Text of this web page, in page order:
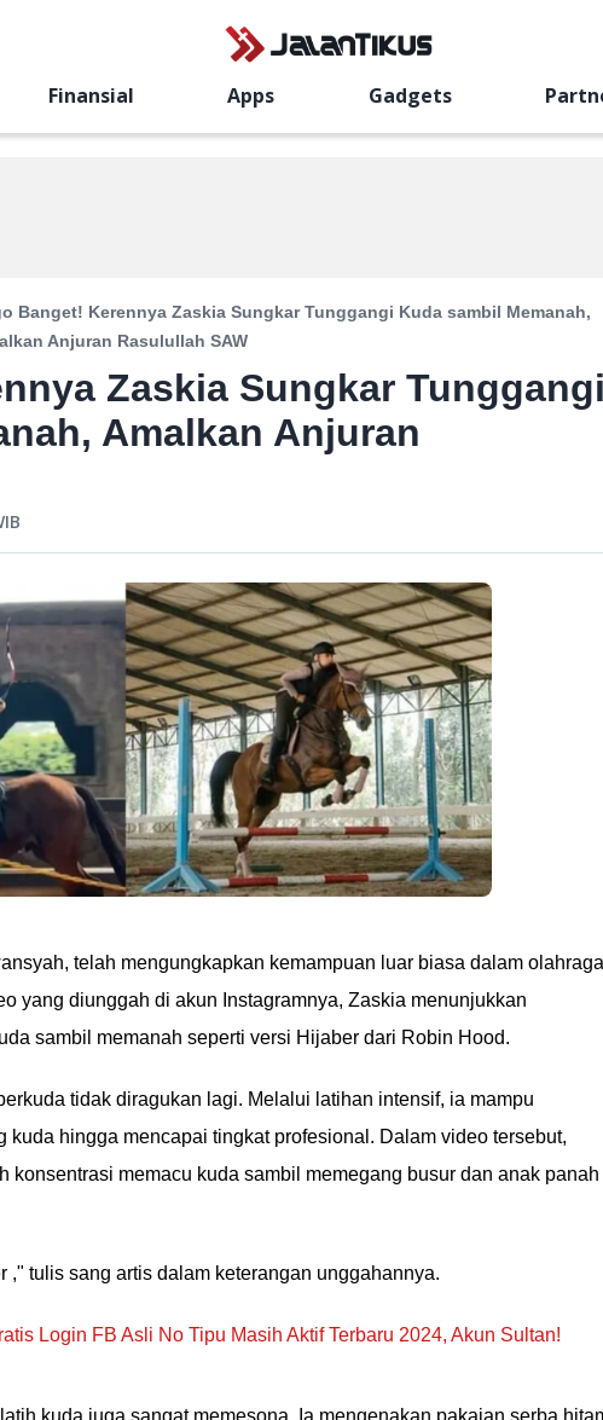
Finansial Apps Gadgets
Banget! Kerennya Zaskia Sungkar Tunggangi Kuda sambil Memanah,
Anjuran Rasulullah SAW
Zaskia Sungkar
Amalkan Anjuran
telah mengungkapkan kemampuan luar biasa dalam olahraga
yang diunggah di akun Instagramnya, Zaskia menunjukkan
sambil memanah seperti versi Hijaber dari Robin Hood.
tidak diragukan lagi. Melalui latihan intensif, ia mampu
kuda hingga mencapai tingkat profesional. Dalam video tersebut,
konsentrasi memacu kuda sambil memegang busur dan anak panah
," tulis sang artis dalam keterangan unggahannya.
Login FB Asli No Tipu Masih Aktif Terbaru 2024, Akun Sultan!
kuda juga sangat memesona. Ia mengenakan pakaian serba